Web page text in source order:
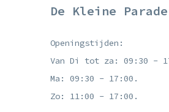
De Kleine Parade
Openingstijden:
Van Di tot za: 09:30 -
Ma: 09:30 - 17:00.
Zo: 11:00 - 17:00.